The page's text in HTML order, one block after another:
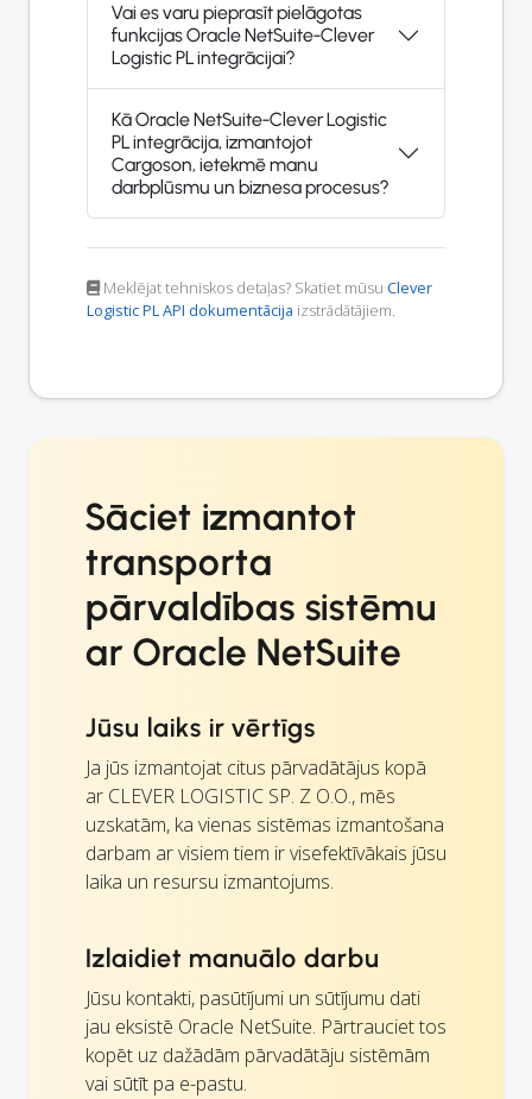
Vai es varu pieprasīt pielāgotas
funkcijas Oracle NetSuite-Clever
Logistic PL integrācijai?
Kā Oracle NetSuite-Clever Logistic
PL integrācija, izmantojot
Cargoson, ietekmē manu
darbplūsmu un biznesa procesus?
Meklējat tehniskos detaļas? Skatiet mūsu Clever
Logistic PL API dokumentācija izstrādātājiem.
Sāciet izmantot
transporta
pārvaldības sistēmu
ar Oracle NetSuite
Jūsu laiks ir vērtīgs
Ja jūs izmantojat citus pārvadātājus kopā
ar CLEVER LOGISTIC SP. Z O.O., mēs
uzskatām, ka vienas sistēmas izmantošana
darbam ar visiem tiem ir visefektīvākais jūsu
laika un resursu izmantojums.
Izlaidiet manuālo darbu
Jūsu kontakti, pasūtījumi un sūtījumu dati
jau eksistē Oracle NetSuite. Pārtrauciet tos
kopēt uz dažādām pārvadātāju sistēmām
vai sūtīt pa e-pastu.